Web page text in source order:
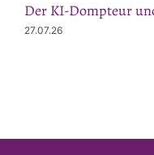
Der KI-Dompteur
27.07.26